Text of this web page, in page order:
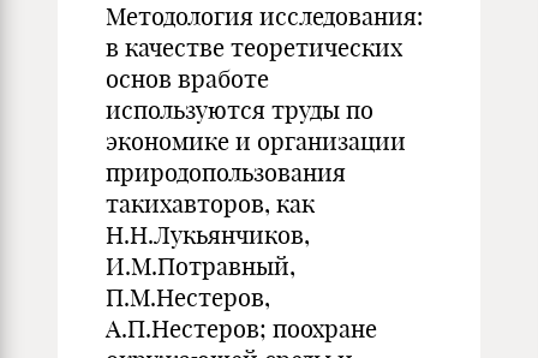
Методология исследования:
в качестве теоретических
основ вработе
используются труды по
экономике и организации
природопользования
такихавторов, как
Н.Н.Лукьянчиков,
И.М.Потравный,
П.М.Нестеров,
А.П.Нестеров; поохране